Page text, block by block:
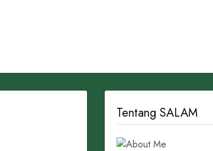
Tentang SALAM